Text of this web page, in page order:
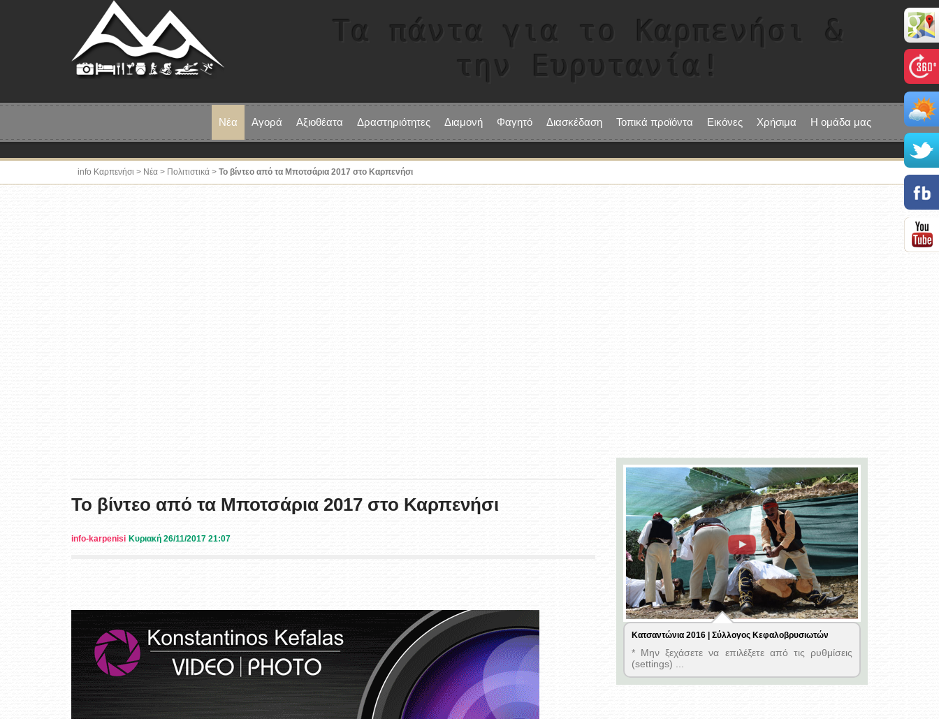
Τα πάντα για το Καρπενήσι &
την Ευρυτανία!
Νέα Αγορά Αξιοθέατα Δραστηριότητες Διαμονή Φαγητό Διασκέδαση Τοπικά προϊόντα Εικόνες Χρήσιμα Η ομάδα μας
info Καρπενήσι > Νέα > Πολιτιστικά > Το βίντεο από τα Μποτσάρια 2017 στο Καρπενήσι
Το βίντεο από τα Μποτσάρια 2017 στο Καρπενήσι
info-karpenisi Κυριακή 26/11/2017 21:07
Κατσαντώνια 2016 | Σύλλογος Κεφαλοβρυσιωτών
* Μην ξεχάσετε να επιλέξετε από τις ρυθμίσεις
(settings) ...